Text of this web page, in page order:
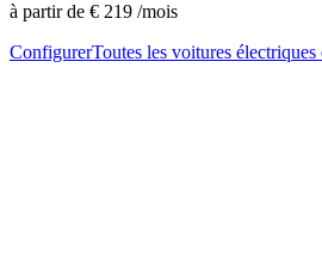
à partir de € 219 /mois
ConfigurerToutes les voitures